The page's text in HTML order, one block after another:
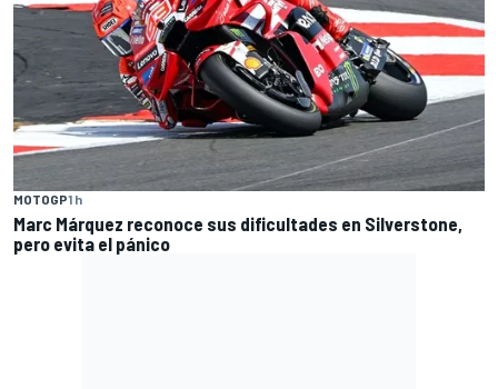
MOTOGP1 h
Marc Márquez reconoce sus dificultades en Silverstone,
pero evita el pánico